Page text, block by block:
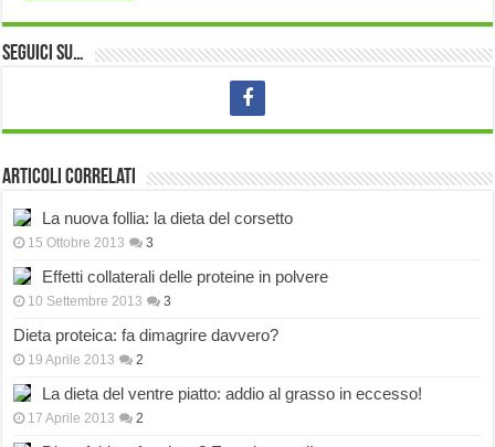
Seguici su…
Articoli correlati
La nuova follia: la dieta del corsetto
15 Ottobre 2013 3
Effetti collaterali delle proteine in polvere
10 Settembre 2013 3
Dieta proteica: fa dimagrire davvero?
19 Aprile 2013 2
La dieta del ventre piatto: addio al grasso in eccesso!
17 Aprile 2013 2